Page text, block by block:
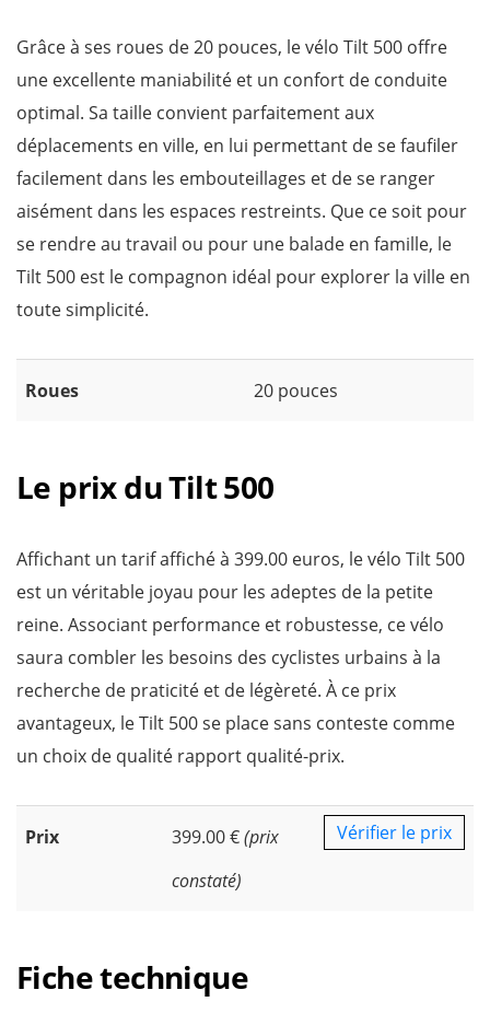
Grâce à ses roues de 20 pouces, le vélo Tilt 500 offre
une excellente maniabilité et un confort de conduite
optimal. Sa taille convient parfaitement aux
déplacements en ville, en lui permettant de se faufiler
facilement dans les embouteillages et de se ranger
aisément dans les espaces restreints. Que ce soit pour
se rendre au travail ou pour une balade en famille, le
Tilt 500 est le compagnon idéal pour explorer la ville en
toute simplicité.
Roues 20 pouces
Le prix du Tilt 500
Affichant un tarif affiché à 399.00 euros, le vélo Tilt 500
est un véritable joyau pour les adeptes de la petite
reine. Associant performance et robustesse, ce vélo
saura combler les besoins des cyclistes urbains à la
recherche de praticité et de légèreté. À ce prix
avantageux, le Tilt 500 se place sans conteste comme
un choix de qualité rapport qualité-prix.
Prix 399.00 €(prix
constaté)
Vérifier le prix
Fiche technique